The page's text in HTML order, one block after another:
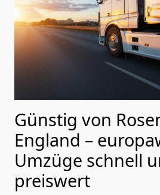
Günstig von
England –
Umzüge schnell
preiswert